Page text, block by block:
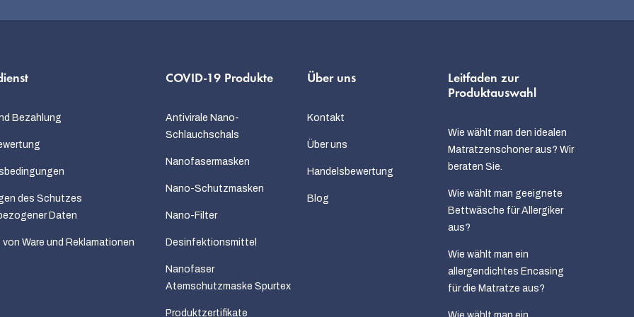
r
e
Bezahlung
des Schutzes
Daten
von Ware und Reklamationen
COVID-19 Produkte
Antivirale Nano-
Schlauchschals
Nanofasermasken
Nano-Schutzmasken
Nano-Filter
Desinfektionsmittel
Nanofaser
Atemschutzmaske Spurtex
Produktzertifikate
Über uns
Kontakt
Über uns
Handelsbewertung
Blog
Leitfaden zur
Produktauswahl
Wie wählt man den idealen
Matratzenschoner aus? Wir
beraten Sie.
Wie wählt man geeignete
Bettwäsche für Allergiker
aus?
Wie wählt man ein
allergendichtes Encasing
für die Matratze aus?